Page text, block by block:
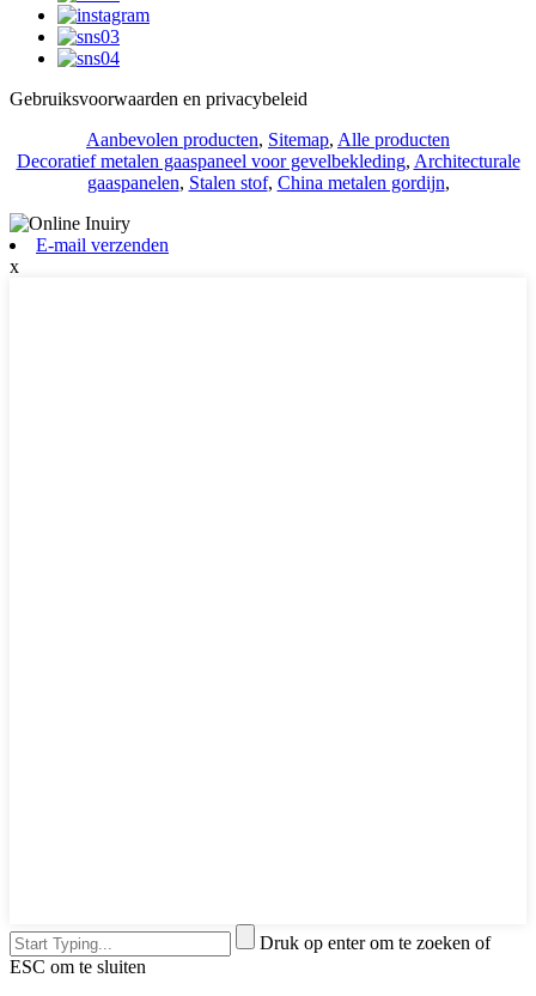
Gebruiksvoorwaarden en privacybeleid
Aanbevolen producten, Sitemap, Alle producten
Decoratief metalen gaaspaneel voor gevelbekleding, Architecturale
gaaspanelen, Stalen stof, China metalen gordijn,
E-mail verzenden
x
Druk op enter om te zoeken of
ESC om te sluiten